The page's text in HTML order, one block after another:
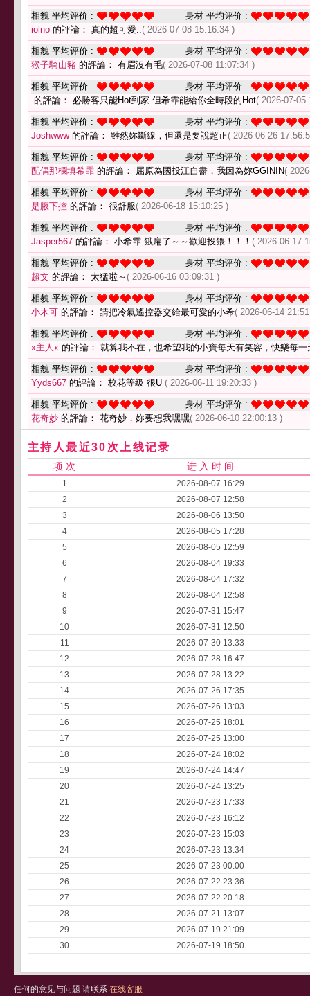
相貌 平均评价 :
身材 平均评价 :
iolno 的評論： 真的超可愛..( 2026-07-08 15:16:34 )
相貌 平均评价 :
身材 平均评价 :
猴子騎山豬 的評論： 有眉沒有毛( 2026-07-08 11:07:34 )
相貌 平均评价 :
身材 平均评价 :
的評論： 必勝客只能Hot到家 但希霏能給你全時段的Hot( 2026-07-05
相貌 平均评价 :
身材 平均评价 :
Joshwww的評論： 雖然妳斷線，但還是要說超正( 2026-06-26
相貌 平均评价 :
身材 平均评价 :
配偶那欄填希霏 的評論： 屈原為國投江自盡，我因為妳GGININ(
相貌 平均评价 :
身材 平均评价 :
是腋下控 的評論： 很舒服( 2026-06-18 15:10:25 )
相貌 平均评价 :
身材 平均评价 :
Jasper567 的評論： 小希霏 餓扁了～～歡迎投餵！！！ ( 2026-06-17
相貌 平均评价 :
身材 平均评价 :
超文 的評論： 太猛啦～ ( 2026-06-16 03:09:31 )
相貌 平均评价 :
身材 平均评价 :
小木可 的評論： 請把冷氣遙控器交給最可愛的小希( 2026-06-14
相貌 平均评价 :
身材 平均评价 :
x主人x 的評論： 就算我不在，也希望我的小寶每天有笑容，快樂每一
相貌 平均评价 :
身材 平均评价 :
Yyds667 的評論： 校花等級 很U ( 2026-06-11 19:20:33 )
相貌 平均评价 :
身材 平均评价 :
花奇妙 的評論： 花奇妙，妳要想我嘿嘿( 2026-06-10 22:00:13 )
主持人最近30次上线记录
项 次 进 入 时 间
1
2026-08-07 16:29
2
2026-08-07 12:58
3
2026-08-06 13:50
4
2026-08-05 17:28
5
2026-08-05 12:59
6
2026-08-04 19:33
7
2026-08-04 17:32
8
2026-08-04 12:58
9
2026-07-31 15:47
10
2026-07-31 12:50
11
2026-07-30 13:33
12
2026-07-28 16:47
13
2026-07-28 13:22
14
2026-07-26 17:35
15
2026-07-26 13:03
16
2026-07-25 18:01
17
2026-07-25 13:00
18
2026-07-24 18:02
19
2026-07-24 14:47
20
2026-07-24 13:25
21
2026-07-23 17:33
22
2026-07-23 16:12
23
2026-07-23 15:03
24
2026-07-23 13:34
25
2026-07-23 00:00
26
2026-07-22 23:36
27
2026-07-22 20:18
28
2026-07-21 13:07
29
2026-07-19 21:09
30
2026-07-19 18:50
任何的意见与问题 请联系 在线客服